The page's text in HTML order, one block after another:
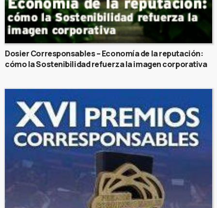
Dosier Corresponsables – Economía de la reputación:
cómo la Sostenibilidad refuerza la imagen corporativa